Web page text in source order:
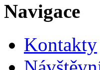
Navigace
Kontakty